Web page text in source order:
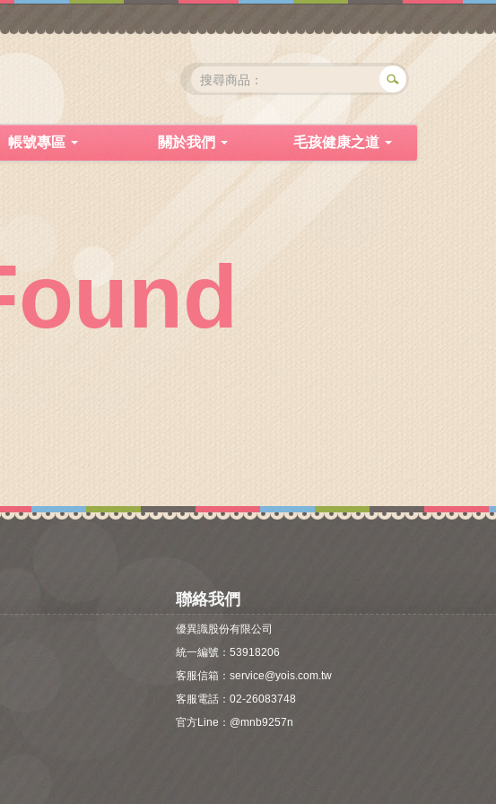
帳號專區 關於我們 毛孩健康之道
聯絡我們
優異識股份有限公司
統一編號：53918206
客服信箱： service@yois.com.tw
客服電話：02-26083748
官方Line： @mnb9257n